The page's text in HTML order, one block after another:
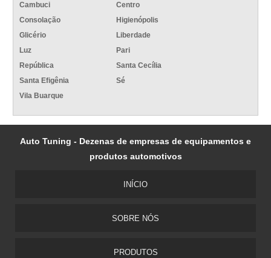
Cambuci
Centro
Consolação
Higienópolis
Glicério
Liberdade
Luz
Pari
República
Santa Cecília
Santa Efigênia
Sé
Vila Buarque
Auto Tuning - Dezenas de empresas de equipamentos e
produtos automotivos
INÍCIO
SOBRE NÓS
PRODUTOS